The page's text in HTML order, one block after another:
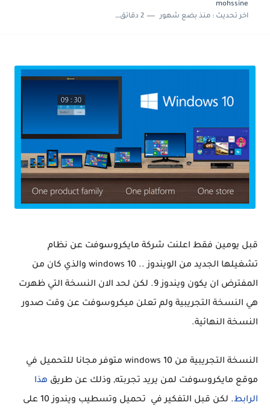
mohssine
اخر تحديث :منذ بضع شهور 2 دقائق للقراءة
قبل يومين فقط اعلنت شركة مايكروسوفت عن نظام
تشغيلها الجديد من الويندوز .. windows 10 والذي كان من
المفترض ان يكون ويندوز 9. لكن لحد الان النسخة التي ظهرت
هي النسخة التجريبية ولم تعلن ميكروسوفت عن وقت صدور
النسخة النهائية.
النسخة التجريبية من windows 10 متوفر مجانا للتحميل في
موقع مايكروسوفت لمن يريد تجربته, وذلك عن طريق هذا
الرابط
. لكن قبل التفكير في تحميل وتسطيب ويندوز 10 على